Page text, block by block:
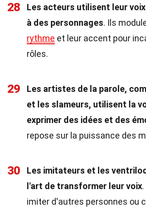
28
Les acteurs utilisent leur
à des personnages. Ils
rythme et leur accent pour
rôles.
29
Les artistes de la parole,
et les slameurs, utilisent la
exprimer des idées et des
repose sur la puissance des
30
Les imitateurs et les
l'art de transformer leur voix
imiter d'autres personnes ou